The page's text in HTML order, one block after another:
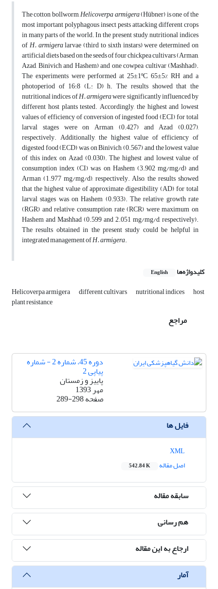
The cotton bollworm,Helicoverpa armigera(Hübner) is one of the
most important polyphagous insect pests attacking different crops
in many parts of the world. In the present study, nutritional indices
ofH. armigeralarvae (third to sixth instars) were determined on
artificial diets based on the seeds of four chickpea cultivars (Arman,
Azad, Binivich and Hashem) and one cowpea cultivar (Mashhad).
The experiments were performed at 25±1ºC, 65±5% RH and a
photoperiod of 16:8 (L: D) h. The results showed that the
nutritional indices ofH. armigerawere significantly influenced by
different host plants tested. Accordingly, the highest and lowest
values of efficiency of conversion of ingested food (ECI) for total
larval stages were on Arman (0.427) and Azad (0.027),
respectively. Additionally, the highest value of efficiency of
digested food (ECD) was on Binivich (0.567) and the lowest value
of this index on Azad (0.030). The highest and lowest value of
consumption index (CI) was on Hashem (3.902 mg/mg/d) and
Arman (1.977 mg/mg/d), respectively. Also, the results showed
that the highest value of approximate digestibility (AD) for total
larval stages was on Hashem (0.933). The relative growth rate
(RGR) and relative consumption rate (RCR) were maximum on
Hashem and Mashhad (0.599 and 2.051 mg/mg/d, respectively).
The results obtained in the present study could be helpful in
integrated management ofH. armigera.
کلیدواژه‌ها English
Helicoverpa armigera different cultivars nutritional indices host
plant resistance
مراجع
دوره 45، شماره 2 - شماره
پیاپی 2
پاییز و زمستان
مهر 1393
صفحه289-298
فایل ها
اصل مقاله
542.84 K
سابقه مقاله
هم رسانی
ارجاع به این مقاله
آمار